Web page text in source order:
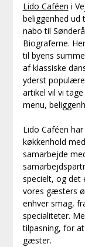
Lido Caféen i
beliggenhed ud
nabo til
Biograferne.
til byens
af klassiske
yderst
artikel vil vi
menu,
Lido Caféen
køkkenhold
samarbejde
specielt, og det
vores gæsters
enhver smag,
specialiteter.
tilpasning, for
gæster.